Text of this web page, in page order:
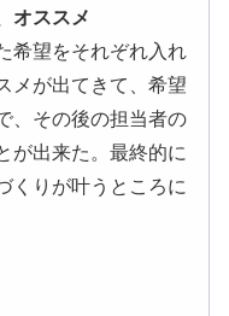
オススメ
希望をそれぞれ入れ
メが出てきて、希望
、その後の担当者の
が出来た。最終的に
くりが叶うところに